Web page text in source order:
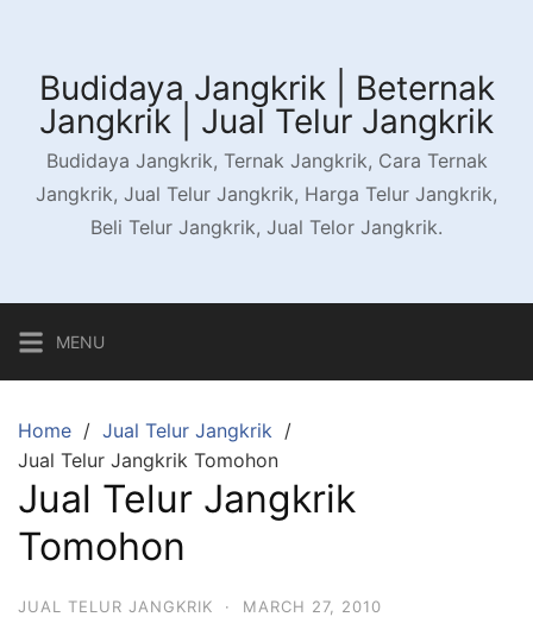
contentBudidaya Jangkrik | Beternak
Jangkrik | Jual Telur Jangkrik
Budidaya Jangkrik, Ternak Jangkrik, Cara Ternak
Jangkrik, Jual Telur Jangkrik, Harga Telur Jangkrik,
Beli Telur Jangkrik, Jual Telor Jangkrik.
MENU
Home
Jual Telur Jangkrik
Jual Telur Jangkrik Tomohon
Jual Telur Jangkrik
Tomohon
JUAL TELUR JANGKRIK · MARCH 27, 2010